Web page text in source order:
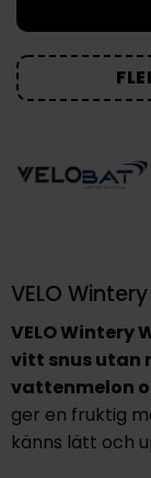
VELO
VELO Wintery
vitt snus utan
vattenmelon
ger en fruktig
känns lätt och